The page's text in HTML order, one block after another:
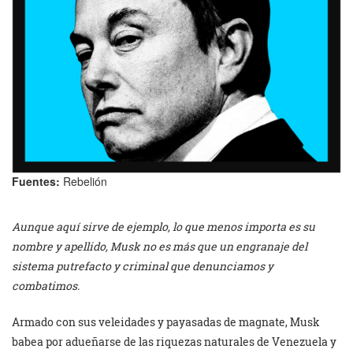
Fuentes: Rebelión
Aunque aquí sirve de ejemplo, lo que menos importa es su
nombre y apellido, Musk no es más que un engranaje del
sistema putrefacto y criminal que denunciamos y
combatimos.
Armado con sus veleidades y payasadas de magnate, Musk
babea por adueñarse de las riquezas naturales de Venezuela y